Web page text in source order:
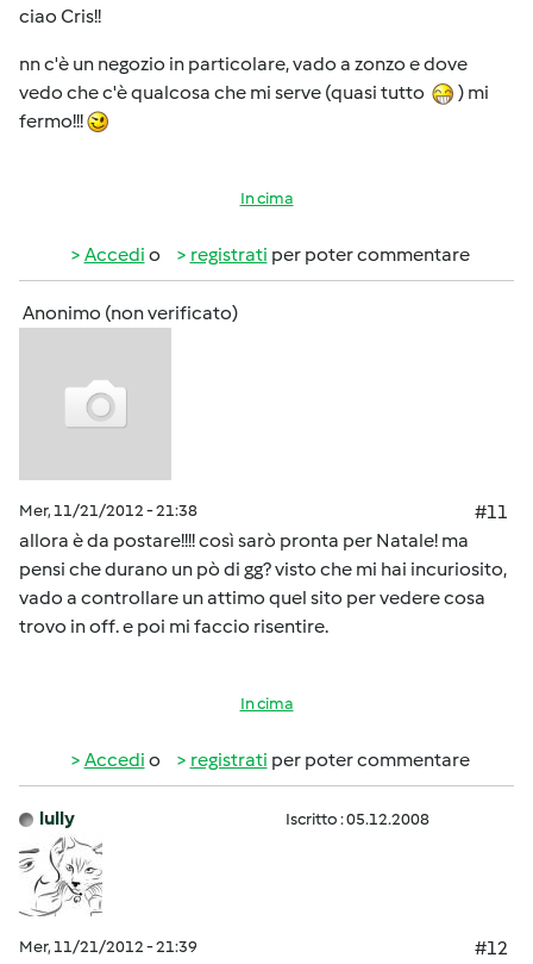
ciao Cris!!
nn c'è un negozio in particolare, vado a zonzo e dove
vedo che c'è qualcosa che mi serve (quasi tutto
) mi
fermo!!!
In cima
Accedi o registrati per poter commentare
Anonimo (non verificato)
Mer, 11/21/2012 - 21:38
#11
allora è da postare!!!! così sarò pronta per Natale! ma
pensi che durano un pò di gg? visto che mi hai incuriosito,
vado a controllare un attimo quel sito per vedere cosa
trovo in off. e poi mi faccio risentire.
In cima
Accedi o registrati per poter commentare
lully Iscritto : 05.12.2008
Mer, 11/21/2012 - 21:39
#12